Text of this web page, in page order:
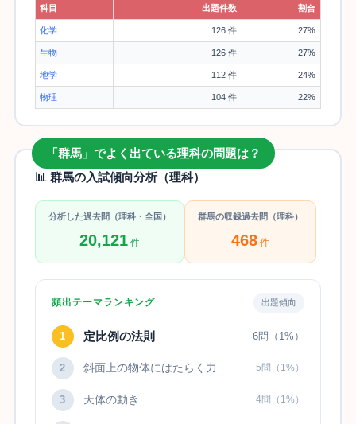
科目 出題件数 割合
化学 126 件 27%
生物 126 件 27%
地学 112 件 24%
物理 104 件 22%
「群馬」でよく出ている理科の問題は？
📊 群馬の入試傾向分析（理科）
分析した過去問（理科・全国）
20,121件
群馬の収録過去問（理科）
468件
頻出テーマランキング 出題傾向
1 定比例の法則 6問（1%）
2 斜面上の物体にはたらく力 5問（1%）
3 天体の動き 4問（1%）